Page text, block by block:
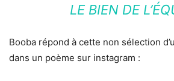
LE BIEN DE
Booba répond à cette non sélection
dans un poème sur instagram :